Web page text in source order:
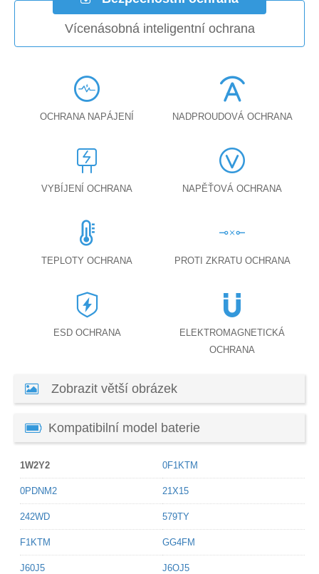
Vícenásobná inteligentní ochrana
OCHRANA NAPÁJENÍ NADPROUDOVÁ OCHRANA
VYBÍJENÍ OCHRANA NAPĚŤOVÁ OCHRANA
TEPLOTY OCHRANA PROTI ZKRATU OCHRANA
ESD OCHRANA
ELEKTROMAGNETICKÁ
OCHRANA
Zobrazit větší obrázek
Kompatibilní model baterie
1W2Y2 0F1KTM
0PDNM2 21X15
242WD 579TY
F1KTM GG4FM
J60J5 J6OJ5